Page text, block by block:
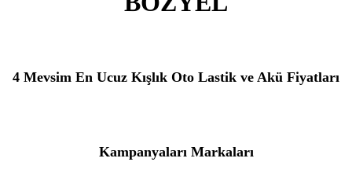
4 Mevsim En Ucuz Kışlık Oto Lastik ve Akü Fiyatları
Kampanyaları Markaları